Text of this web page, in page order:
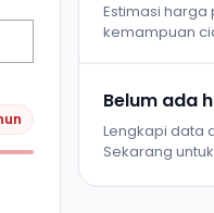
Estimasi
kemampuan
Belum ada
Lengkapi data
Sekarang